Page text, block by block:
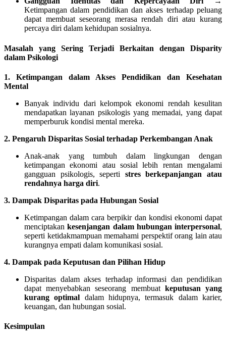
Ketimpangan dalam pendidikan dan akses terhadap peluang
dapat membuat seseorang merasa rendah diri atau kurang
percaya diri dalam kehidupan sosialnya.
Masalah yang Sering Terjadi Berkaitan dengan Disparity
dalam Psikologi
1. Ketimpangan dalam Akses Pendidikan dan Kesehatan
Mental
Banyak individu dari kelompok ekonomi rendah kesulitan
mendapatkan layanan psikologis yang memadai, yang dapat
memperburuk kondisi mental mereka.
2. Pengaruh Disparitas Sosial terhadap Perkembangan Anak
Anak-anak yang tumbuh dalam lingkungan dengan
ketimpangan ekonomi atau sosial lebih rentan mengalami
gangguan psikologis, seperti stres berkepanjangan atau
rendahnya harga diri.
3. Dampak Disparitas pada Hubungan Sosial
Ketimpangan dalam cara berpikir dan kondisi ekonomi dapat
menciptakankesenjangan dalam hubungan interpersonal,
seperti ketidakmampuan memahami perspektif orang lain atau
kurangnya empati dalam komunikasi sosial.
4. Dampak pada Keputusan dan Pilihan Hidup
Disparitas dalam akses terhadap informasi dan pendidikan
dapat menyebabkan seseorang membuat keputusan yang
kurang optimal dalam hidupnya, termasuk dalam karier,
keuangan, dan hubungan sosial.
Kesimpulan